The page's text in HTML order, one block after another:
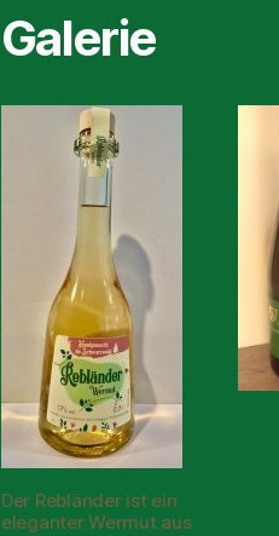
Galerie
Der Rebländer ist ein
eleganter Wermut aus